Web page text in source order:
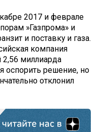
2017 и феврале
»Газпрома» и
и поставку и газа.
компания
2,56 миллиарда
оспорить решение, но
отклонил